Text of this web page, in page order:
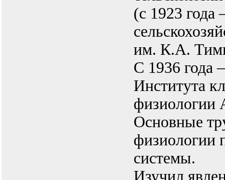
(с 1923
им. К.А.
С 1936 года
Института
Основные
физиологии
системы.
Изучил